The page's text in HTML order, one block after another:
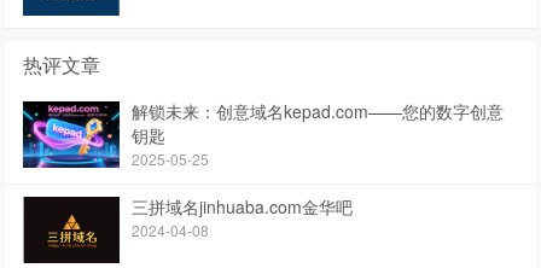
热评文章
解锁未来：创意域名kepad.com——您的数字创意
钥匙
2025-05-25
三拼域名jinhuaba.com金华吧
2024-04-08